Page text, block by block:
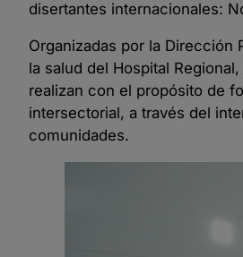
disertantes internacionales:
Organizadas por la Dirección
la salud del Hospital
realizan con el propósito de
intersectorial, a través del
comunidades.